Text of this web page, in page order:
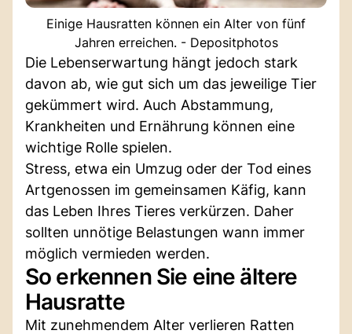
Einige Hausratten können ein Alter von fünf
Jahren erreichen. - Depositphotos
Die Lebenserwartung hängt jedoch stark
davon ab, wie gut sich um das jeweilige Tier
gekümmert wird. Auch Abstammung,
Krankheiten und Ernährung können eine
wichtige Rolle spielen.
Stress, etwa ein Umzug oder der Tod eines
Artgenossen im gemeinsamen Käfig, kann
das Leben Ihres Tieres verkürzen. Daher
sollten unnötige Belastungen wann immer
möglich vermieden werden.
So erkennen Sie eine ältere
Hausratte
Mit zunehmendem Alter verlieren Ratten